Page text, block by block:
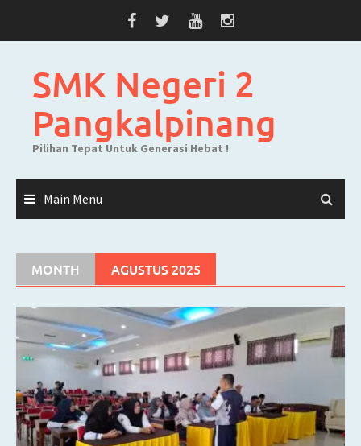
SMK Negeri 2
Pangkalpinang
Pilihan Tepat Untuk Generasi Hebat !
Main Menu
MONTH AGUSTUS 2025